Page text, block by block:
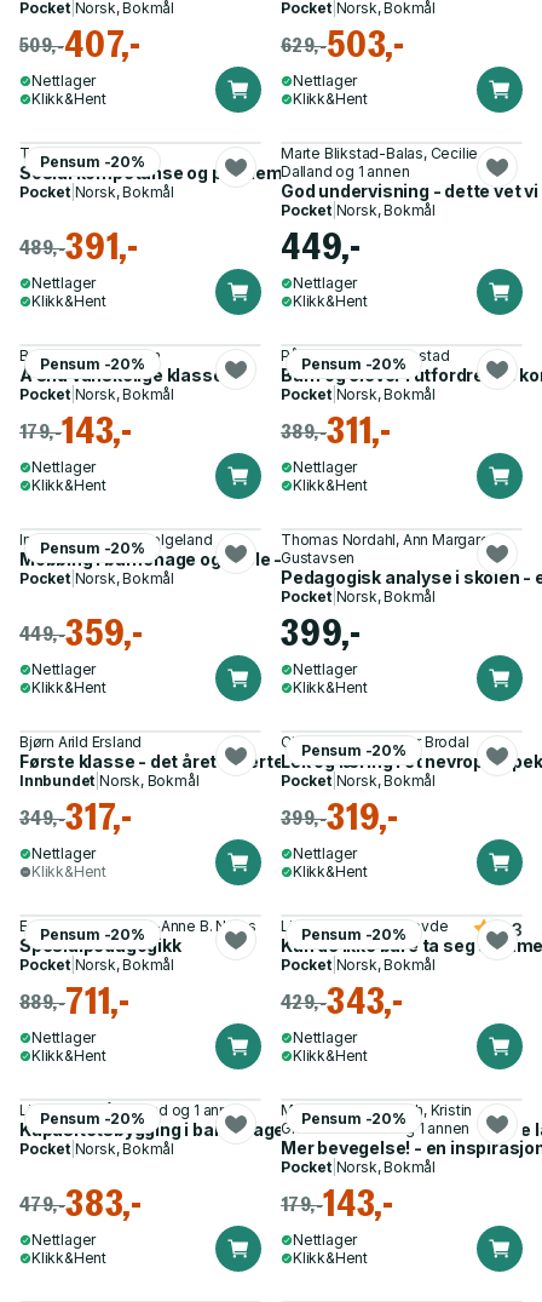
Pocket| Norsk, Bokmål
509,-407,-
Nettlager
Klikk&Hent
Pocket| Norsk, Bokmål
629,-503,-
Nettlager
Klikk&Hent
Pensum -20%
Terje Ogden
Sosial kompetanse og problematferd blant barn og unge
Pocket| Norsk, Bokmål
489,-391,-
Nettlager
Klikk&Hent
Marte Blikstad-Balas, Cecilie
Dalland og 1 annen
God undervisning - dette vet vi
Pocket| Norsk, Bokmål
449,-
Nettlager
Klikk&Hent
Pensum -20%
Bente Muriel Bakken
Å snu vanskelige klasser
Pocket| Norsk, Bokmål
179,-143,-
Nettlager
Klikk&Hent
Pensum -20%
Pål Roland, Roy Søbstad
Barn og elever i utfordrende
Pocket| Norsk, Bokmål
389,-311,-
Nettlager
Klikk&Hent
Pensum -20%
Ingrid Lund, Anne Helgeland
Mobbing i barnehage og skole - nye perspektiver
Pocket| Norsk, Bokmål
449,-359,-
Nettlager
Klikk&Hent
Thomas Nordahl, Ann Margareth
Gustavsen
Pedagogisk analyse i skolen -
Pocket| Norsk, Bokmål
399,-
Nettlager
Klikk&Hent
Bjørn Arild Ersland
Første klasse - det året vi lærte bokstavene
Innbundet |Norsk, Bokmål
349,-317,-
Nettlager
Klikk&Hent
Pensum -20%
Charlotte Lunde, Per Brodal
Lek og læring i et
Pocket| Norsk, Bokmål
399,-319,-
Nettlager
Klikk&Hent
Pensum -20%
Edvard Befring, Kari-Anne B. Næss
Spesialpedagogikk
Pocket| Norsk, Bokmål
889,-711,-
Nettlager
Klikk&Hent
Pensum -20%
Lisbeth Iglum Rønhovde
Kan de ikke bare ta seg
4.3
Pocket| Norsk, Bokmål
429,-343,-
Nettlager
Klikk&Hent
Pensum -20%
Linda Hye, Pål Roland og 1 annen
Kapasitetsbygging i barnehage, skole og PPT -
Pocket| Norsk, Bokmål
479,-383,-
Nettlager
Klikk&Hent
Pensum -20%
Martin Otto Dragseth, Kristin
Granum Rosebø og 1 annen
Mer bevegelse! - en
Pocket| Norsk, Bokmål
179,-143,-
Nettlager
Klikk&Hent